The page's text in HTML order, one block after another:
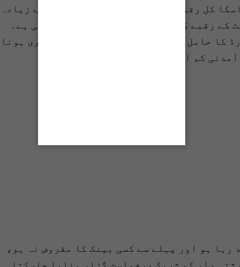
شرائط کے مطابق گھر کی صورت میں اسکا کل رقبہ 10 مرلہ یعنی2720 مربع فٹ سے زیادہ
نہ ہو جبکہ تیار اپارٹمنٹ یا فلیٹ کے رقبے کی حد 1500 اسکوائر فٹ رکھی گئی ہے۔
درخواست گزار کا قومی شناختی کارڈ کا حامل، 20 سے 65 سال کا پاکستانی شہری ہونا
از کم 40 ہزار ہو۔
رہا ہو اور پہلے سے کسی بینک کا مقروض نہ ہو،
دار کو شریک درخواست گزار بنایا جاسکتا